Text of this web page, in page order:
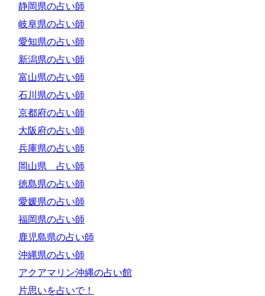
静岡県の占い師
岐阜県の占い師
愛知県の占い師
新潟県の占い師
富山県の占い師
石川県の占い師
京都府の占い師
大阪府の占い師
兵庫県の占い師
岡山県 占い師
徳島県の占い師
愛媛県の占い師
福岡県の占い師
鹿児島県の占い師
沖縄県の占い師
アクアマリン沖縄の占い館
片思いを占いで！